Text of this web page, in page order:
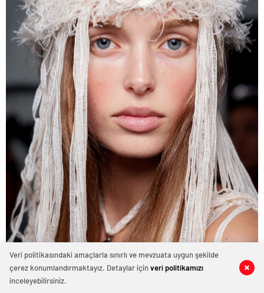
0 0
0 0
0 0
Veri politikasındaki amaçlarla sınırlı ve mevzuata uygun şekilde
çerez konumlandırmaktayız. Detaylar içinveri politikamızı
inceleyebilirsiniz.